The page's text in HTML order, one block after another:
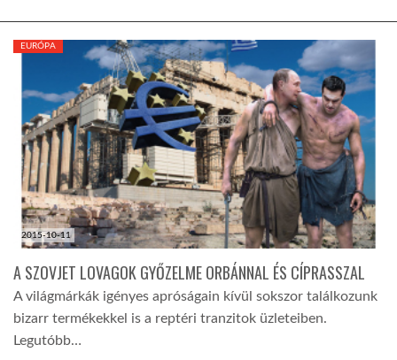
HÍR3D
TROPICALMAGAZIN
GLOBOTV
AFRIKA TUDÁSTÁR
A NAP SZÉPE
LINKTR.EE
2015-10-11
EURÓPA
A SZOVJET LOVAGOK GYŐZELME ORBÁNNAL ÉS CÍPRASSZAL
A világmárkák igényes apróságain kívül sokszor találkozunk
bizarr termékekkel is a reptéri tranzitok üzleteiben.
Legutóbb…